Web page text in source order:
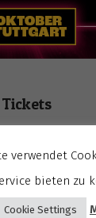
verwendet
bieten zu
Cookie Settings